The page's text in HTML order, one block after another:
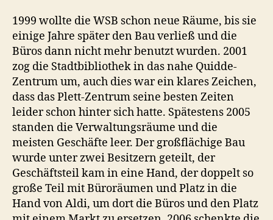
1999 wollte die WSB schon neue Räume, bis sie
einige Jahre später den Bau verließ und die
Büros dann nicht mehr benutzt wurden. 2001
zog die Stadtbibliothek in das nahe Quidde-
Zentrum um, auch dies war ein klares Zeichen,
dass das Plett-Zentrum seine besten Zeiten
leider schon hinter sich hatte. Spätestens 2005
standen die Verwaltungsräume und die
meisten Geschäfte leer. Der großflächige Bau
wurde unter zwei Besitzern geteilt, der
Geschäftsteil kam in eine Hand, der doppelt so
große Teil mit Büroräumen und Platz in die
Hand von Aldi, um dort die Büros und den Platz